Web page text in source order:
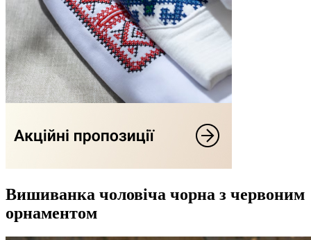
Вишиванка чоловіча чорна з червоним
орнаментом